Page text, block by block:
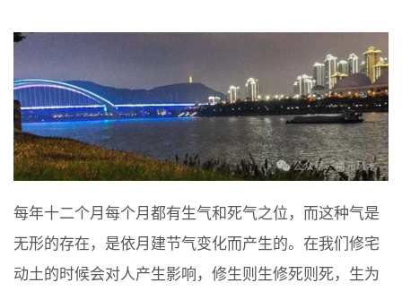
每年十二个月每个月都有生气和死气之位，而这种气是
无形的存在，是依月建节气变化而产生的。在我们修宅
动土的时候会对人产生影响，修生则生修死则死，生为